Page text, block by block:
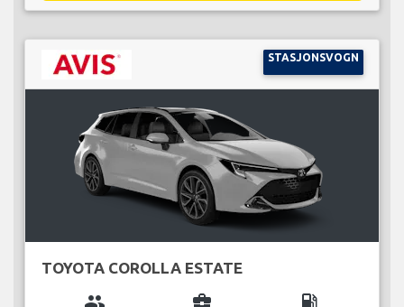
STASJONSVOGN
TOYOTA COROLLA ESTATE
group business_center local_gas_station